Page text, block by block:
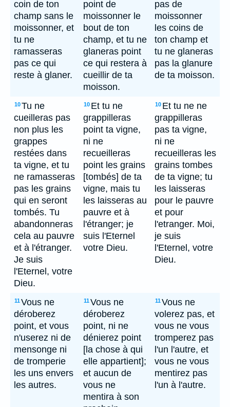
coin de ton
champ sans le
moissonner, et
tu ne
ramasseras
pas ce qui
reste à glaner.
point de
moissonner le
bout de ton
champ, et tu ne
glaneras point
ce qui restera à
cueillir de ta
moisson.
pas de
moissonner
les coins de
ton champ et
tu ne glaneras
pas la glanure
de ta moisson.
10Tu ne
cueilleras pas
non plus les
grappes
restées dans
ta vigne, et tu
ne ramasseras
pas les grains
qui en seront
tombés. Tu
abandonneras
cela au pauvre
et à l'étranger.
Je suis
l'Eternel, votre
Dieu.
10 Et tu ne
grappilleras
point ta vigne,
ni ne
recueilleras
point les grains
[tombés] de ta
vigne, mais tu
les laisseras au
pauvre et à
l'étranger; je
suis l'Eternel
votre Dieu.
10 Et tu ne ne
grappilleras
pas ta vigne,
ni ne
recueilleras les
grains tombes
de ta vigne; tu
les laisseras
pour le pauvre
et pour
l'etranger. Moi,
je suis
l'Eternel, votre
Dieu.
11Vous ne
déroberez
point, et vous
n'userez ni de
mensonge ni
de tromperie
les uns envers
les autres.
11Vous ne
déroberez
point, ni ne
dénierez point
[la chose à qui
elle appartient];
et aucun de
vous ne
mentira à son
11Vous ne
volerez pas, et
vous ne vous
tromperez pas
l'un l'autre, et
vous ne vous
mentirez pas
l'un à l'autre.